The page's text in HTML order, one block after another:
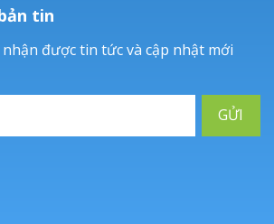
tin
được tin tức và cập nhật mới
GỬI